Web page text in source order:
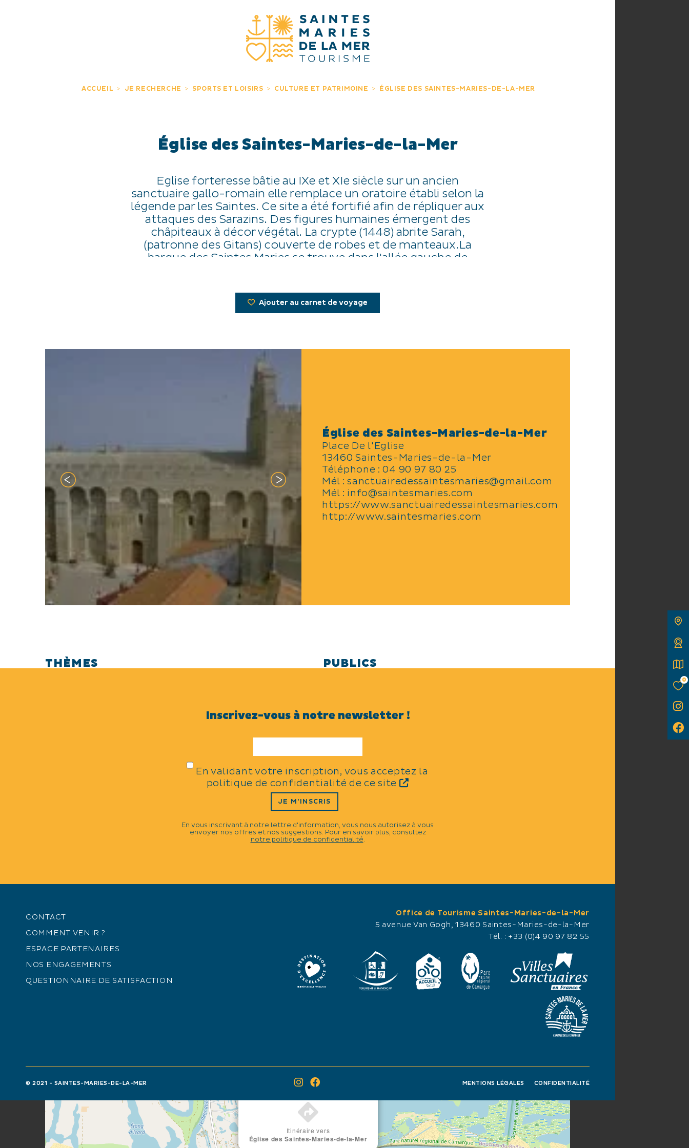
ACCUEIL JE RECHERCHE SPORTS ET LOISIRS CULTURE ET PATRIMOINE ÉGLISE DES SAINTES-MARIES-DE-LA-MER
Église des Saintes-Maries-de-la-Mer
Eglise forteresse bâtie au IXe et XIe siècle sur un ancien
sanctuaire gallo-romain elle remplace un oratoire établi selon la
légende par les Saintes. Ce site a été fortifié afin de répliquer aux
attaques des Sarazins. Des figures humaines émergent des
châpiteaux à décor végétal. La crypte (1448) abrite Sarah,
(patronne des Gitans) couverte de robes et de manteaux.La
barque des Saintes Maries se trouve dans l'allée gauche de
Ajouter au carnet de voyage
Église des Saintes-Maries-de-la-Mer
Place De l'Eglise
13460 Saintes-Maries-de-la-Mer
Téléphone :04 90 97 80 25
Mél :sanctuairedessaintesmaries@gmail.com
Mél : info@saintesmaries.com
https://www.sanctuairedessaintesmaries.com
http://www.saintesmaries.com
THÈMES
Toute l'année tous les jours de 9h à 19h.
PUBLICS
Visites groupes guidées sur demande
Visites groupes libres en permanence
Durée moyenne de visite : 90 minutes
VISITES INDIVIDUELLES
gratuit, cependant pour monter sur la terrasse
de l'église cela coûte 4 Euros.
LANGUES VISITES
Itinéraire vers
Église des Saintes-Maries-de-la-Mer
0
Inscrivez-vous à notre newsletter !
En validant votre inscription, vous acceptez la
politique de confidentialité de ce site
JE M'INSCRIS
En vous inscrivant à notre lettre d'information, vous nous autorisez à vous
envoyer nos offres et nos suggestions. Pour en savoir plus, consultez
notre politique de confidentialité.
CONTACT
COMMENT VENIR ?
ESPACE PARTENAIRES
NOS ENGAGEMENTS
QUESTIONNAIRE DE SATISFACTION
Office de Tourisme Saintes-Maries-de-la-Mer
5 avenue Van Gogh, 13460 Saintes-Maries-de-la-Mer
Tél. : +33 (0)4 90 97 82 55
© 2021 - SAINTES-MARIES-DE-LA-MER MENTIONS LÉGALES CONFIDENTIALITÉ